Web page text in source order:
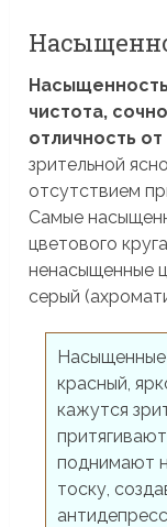
чистота,
отличность
зрительной
отсутствием
Самые
цветового
ненасыщенные
серый
Насыщенные
красный,
кажутся
поднимают
тоску,